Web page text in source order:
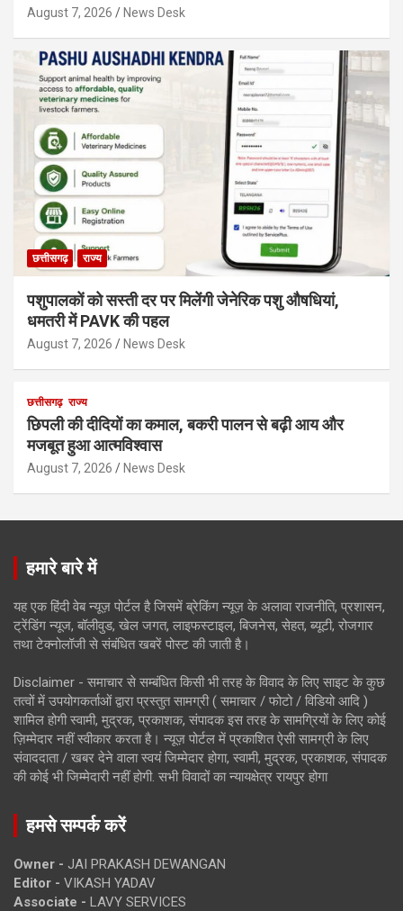
August 7, 2026 News Desk
छत्तीसगढ़ राज्य
पशुपालकों को सस्ती दर पर मिलेंगी जेनेरिक पशु औषधियां,
धमतरी में PAVK की पहल
August 7, 2026 News Desk
छत्तीसगढ़ राज्य
छिपली की दीदियों का कमाल, बकरी पालन से बढ़ी आय और
मजबूत हुआ आत्मविश्वास
August 7, 2026 News Desk
हमारे बारे में
यह एक हिंदी वेब न्यूज़ पोर्टल है जिसमें ब्रेकिंग न्यूज़ के अलावा राजनीति, प्रशासन,
ट्रेंडिंग न्यूज, बॉलीवुड, खेल जगत, लाइफस्टाइल, बिजनेस, सेहत, ब्यूटी, रोजगार
तथा टेक्नोलॉजी से संबंधित खबरें पोस्ट की जाती है।
Disclaimer - समाचार से सम्बंधित किसी भी तरह के विवाद के लिए साइट के कुछ
तत्वों में उपयोगकर्ताओं द्वारा प्रस्तुत सामग्री ( समाचार / फोटो / विडियो आदि )
शामिल होगी स्वामी, मुद्रक, प्रकाशक, संपादक इस तरह के सामग्रियों के लिए कोई
ज़िम्मेदार नहीं स्वीकार करता है। न्यूज़ पोर्टल में प्रकाशित ऐसी सामग्री के लिए
संवाददाता / खबर देने वाला स्वयं जिम्मेदार होगा, स्वामी, मुद्रक, प्रकाशक, संपादक
की कोई भी जिम्मेदारी नहीं होगी. सभी विवादों का न्यायक्षेत्र रायपुर होगा
हमसे सम्पर्क करें
Owner - JAI PRAKASH DEWANGAN
Editor - VIKASH YADAV
Associate - LAVY SERVICES